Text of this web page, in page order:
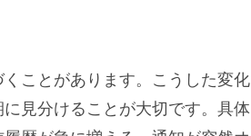
ことがあります。こうした変化
見分けることが大切です。具体